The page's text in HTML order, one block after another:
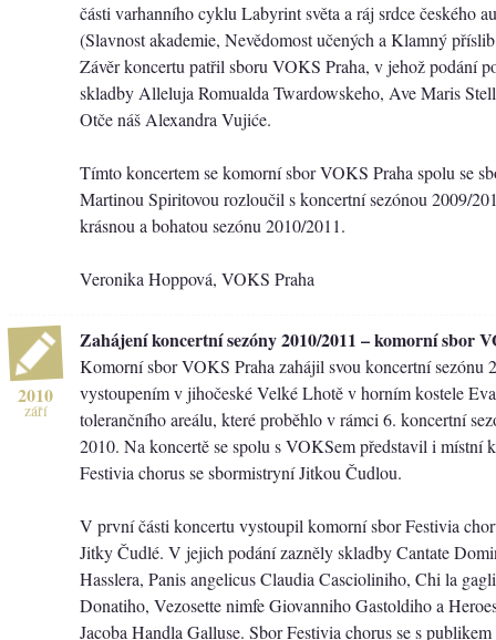
části varhanního cyklu Labyrint světa a ráj srdce českého
(Slavnost akademie, Nevědomost učených a Klamný
Závěr koncertu patřil sboru VOKS Praha, v jehož podání
skladby Alleluja Romualda Twardowskeho, Ave Maris
Otče náš Alexandra Vujiće.
Tímto koncertem se komorní sbor VOKS Praha spolu se
Martinou Spiritovou rozloučil s koncertní sezónou 2009/
krásnou a bohatou sezónu 2010/2011.
Veronika Hoppová, VOKS Praha
2010
září
Zahájení koncertní sezóny 2010/2011 – komorní sbor
Komorní sbor VOKS Praha zahájil svou koncertní sezónu
vystoupením v jihočeské Velké Lhotě v horním kostele
tolerančního areálu, které proběhlo v rámci 6. koncertní
2010. Na koncertě se spolu s VOKSem představil i místní
Festivia chorus se sbormistryní Jitkou Čudlou.
V první části koncertu vystoupil komorní sbor Festivia
Jitky Čudlé. V jejich podání zazněly skladby Cantate
Hasslera, Panis angelicus Claudia Cascioliniho, Chi la
Donatiho, Vezosette nimfe Giovanniho Gastoldiho a
Jacoba Handla Galluse. Sbor Festivia chorus se s